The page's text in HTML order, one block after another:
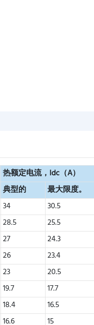
热额定电流，Idc（A）
典型的 最大限度。
34 30.5
28.5 25.5
27 24.3
26 23.4
23 20.5
19.7 17.7
18.4 16.5
16.6 15